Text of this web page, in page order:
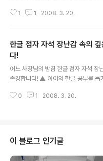
에는 '진로'라고 회사 명이 적혀 있다. 그
익숙해져서 말이야. 다들 내가 앞을 못
캄캄해진거야. 점점 희미해지다가, 어
져버린거야. 참 암담했어. 이렇게 살아
냥 죽어버릴까도 생각했어. 하지만, 그
나는, 이 세상을 봤잖아. 내가 아는 아
본 적이 없어. 그래도, 나보다 더 길도
재밌게 놀더군. 그리고, 난 다른 감각이
1 1 2008. 3. 20.
한글 점자 자석 장난감 속의 깊
다!
어느 사장님의 방침 한글 점자 자석 장
존경합니다! ▲ 아이의 한글 공부를 돕
께. 안녕하세요. 저는 한 아이의 아버지
서 산 것은 아니었어요. 그 마트에는 그
선택의 여지가 없었죠. 집에 오자마자 "
냉장고에 써 넣고 아이에게 공부를 시키
0 1 2008. 3. 20.
이 블로그 인기글